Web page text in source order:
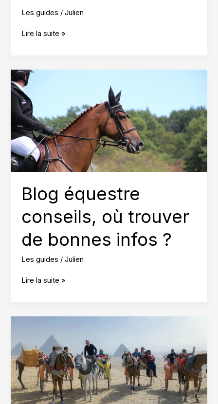
Les guides /Julien
Construire
poney
shetland,
étapes
clés
Lire la suite »
Blog équestre
conseils, où trouver
de bonnes infos ?
Les guides /Julien
Blog
bonnes
infos
?
Lire la suite »